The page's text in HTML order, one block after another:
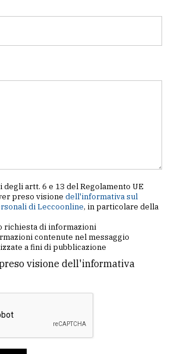
artt. 6 e 13 del Regolamento UE
preso visione dell'informativa sul
di Leccoonline, in particolare della
richiesta di informazioni
contenute nel messaggio
a fini di pubblicazione
visione dell'informativa